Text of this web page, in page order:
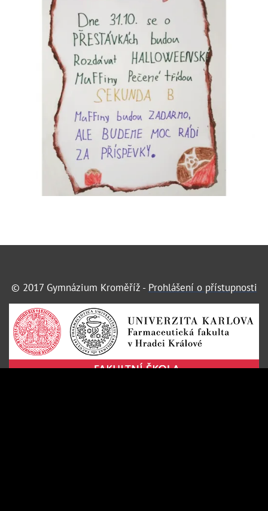
© 2017 Gymnázium Kroměříž - Prohlášení o přístupnosti